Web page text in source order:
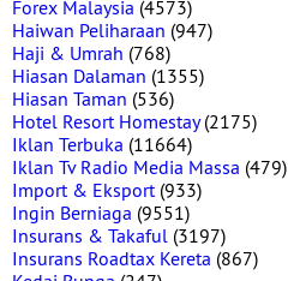
Forex Malaysia (4573)
Haiwan Peliharaan (947)
Haji & Umrah (768)
Hiasan Dalaman (1355)
Hiasan Taman (536)
Hotel Resort Homestay(2175)
Iklan Terbuka (11664)
Iklan Tv Radio Media Massa (479)
Import & Eksport(933)
Ingin Berniaga (9551)
Insurans & Takaful (3197)
Insurans Roadtax Kereta (867)